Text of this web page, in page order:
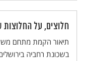
חלוצים, על
תיאור הקמת מתחם
בשכונת רחביה